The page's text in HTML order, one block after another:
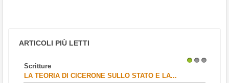
ARTICOLI PIÙ LETTI
Scritture
LA TEORIA DI CICERONE SULLO STATO E LA...